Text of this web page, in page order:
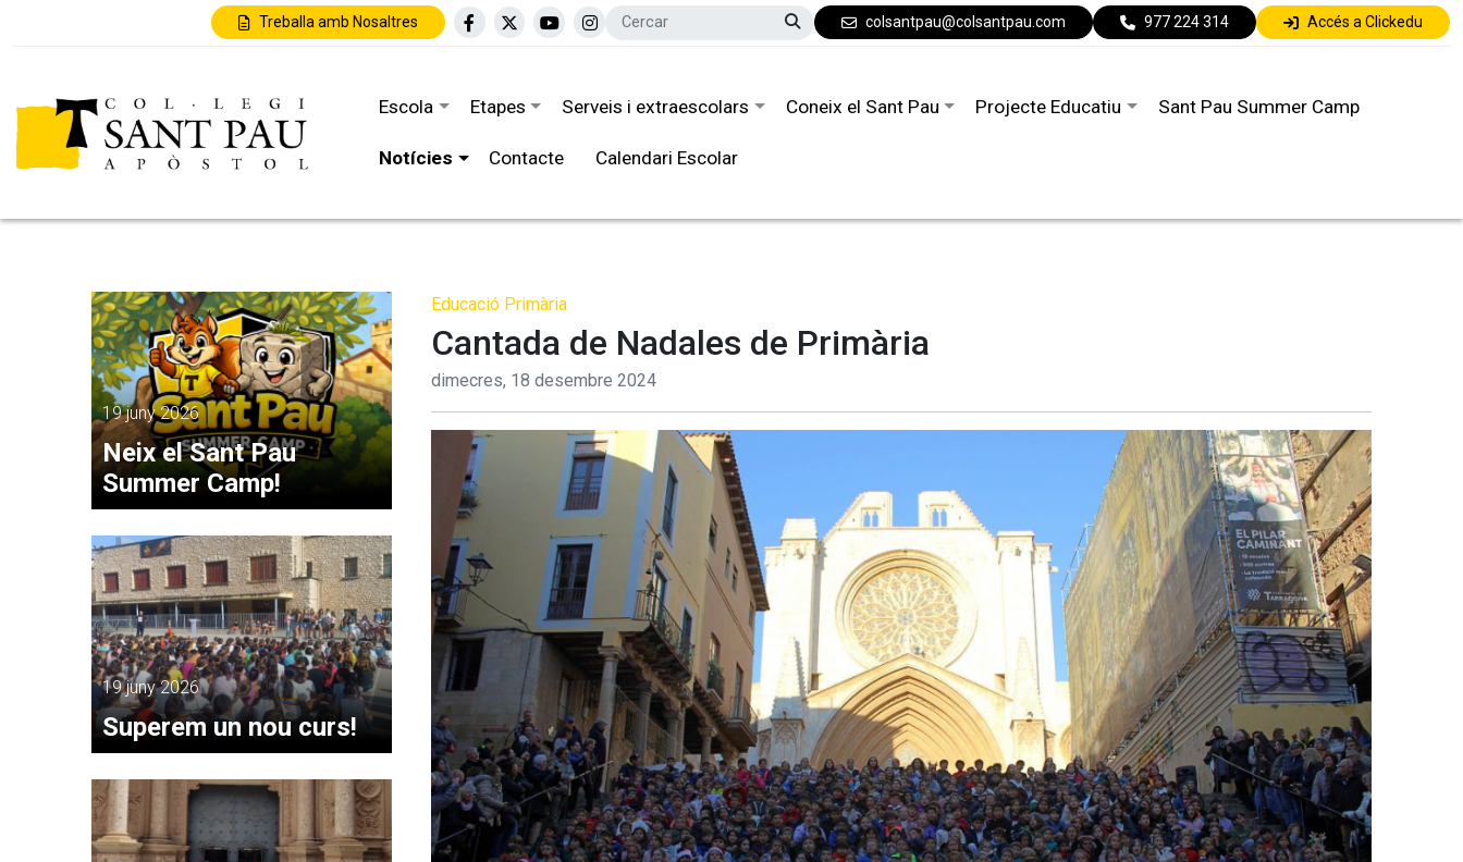
Treballa amb Nosaltres colsantpau@colsantpau.com 977 224 314 Accés a Clickedu
Escola Etapes Serveis i extraescolars Coneix el Sant Pau Projecte Educatiu Sant Pau Summer Camp
Notícies Contacte Calendari Escolar
19 juny 2026
Neix el Sant Pau
Summer Camp!
19 juny 2026
Superem un nou curs!
Educació Primària
Cantada de Nadales de Primària
dimecres, 18 desembre 2024